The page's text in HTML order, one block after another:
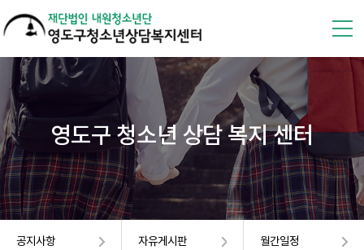
영도구 청소년 상담 복지 센터
공지사항 자유게시판 월간일정